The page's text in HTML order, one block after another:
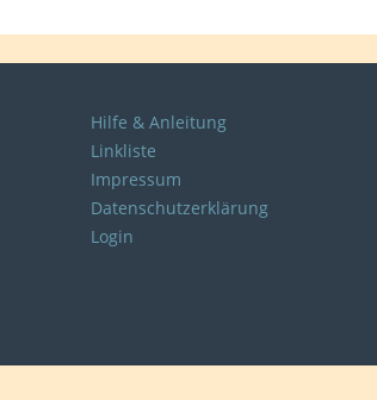
Hilfe & Anleitung
Linkliste
Impressum
Datenschutzerklärung
Login